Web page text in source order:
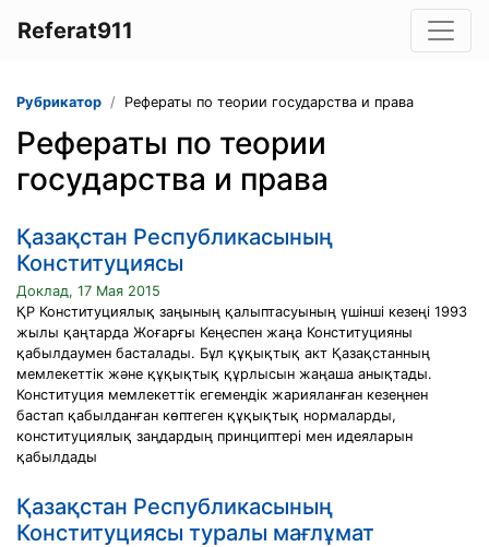
Referat911
Рубрикатор Рефераты по теории государства и права
Рефераты по теории
государства и права
Қазақстан Республикасының
Конституциясы
Доклад, 17 Мая 2015
ҚР Конституциялық заңының қалыптасуының үшінші кезеңі 1993
жылы қаңтарда Жоғарғы Кеңеспен жаңа Конституцияны
қабылдаумен басталады. Бұл құқықтық акт Қазақстанның
мемлекеттік және құқықтық құрлысын жаңаша анықтады.
Конституция мемлекеттік егемендік жарияланған кезеңнен
бастап қабылданған көптеген құқықтық нормаларды,
конституциялық заңдардың принциптері мен идеяларын
қабылдады
Қазақстан Республикасының
Конституциясы туралы мағлұмат